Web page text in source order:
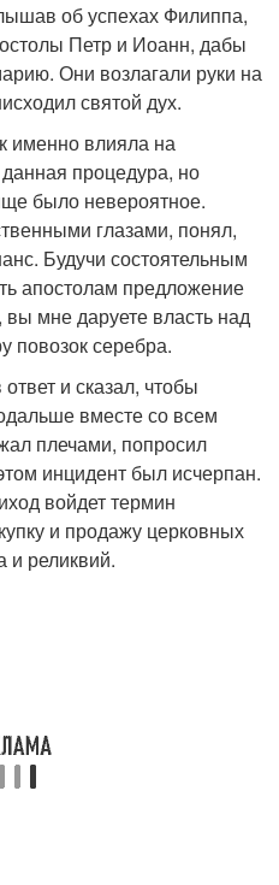
об успехах Филиппа,
Петр и Иоанн, дабы
Они возлагали руки на
святой дух.
именно влияла на
процедура, но
было невероятное.
глазами, понял,
Будучи состоятельным
апостолам предложение
мне даруете власть над
повозок серебра.
и сказал, чтобы
вместе со всем
плечами, попросил
инцидент был исчерпан.
войдет термин
и продажу церковных
и реликвий.